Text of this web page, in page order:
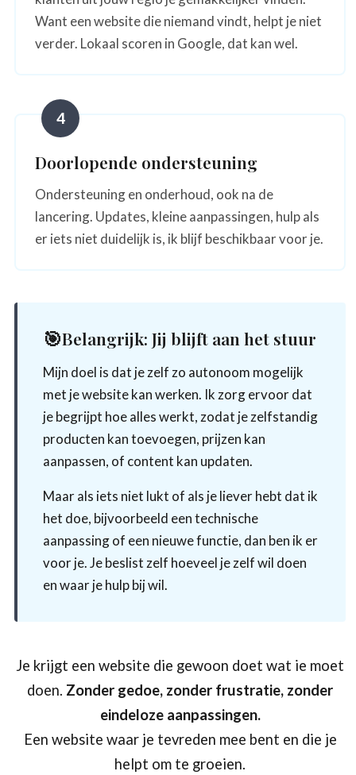
Want een website die niemand vindt, helpt je niet
verder. Lokaal scoren in Google, dat kan wel.
4
Doorlopende ondersteuning
Ondersteuning en onderhoud, ook na de
lancering. Updates, kleine aanpassingen, hulp als
er iets niet duidelijk is, ik blijf beschikbaar voor je.
🎯Belangrijk: Jij blijft aan het stuur
Mijn doel is dat je zelf zo autonoom mogelijk
met je website kan werken. Ik zorg ervoor dat
je begrijpt hoe alles werkt, zodat je zelfstandig
producten kan toevoegen, prijzen kan
aanpassen, of content kan updaten.
Maar als iets niet lukt of als je liever hebt dat ik
het doe, bijvoorbeeld een technische
aanpassing of een nieuwe functie, dan ben ik er
voor je. Je beslist zelf hoeveel je zelf wil doen
en waar je hulp bij wil.
Je krijgt een website die gewoon doet wat ie moet
doen. Zonder gedoe, zonder frustratie, zonder
eindeloze aanpassingen.
Een website waar je tevreden mee bent en die je
helpt om te groeien.